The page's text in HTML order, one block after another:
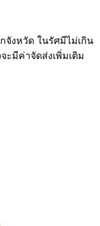
จังหวัด ในรัศมีไม่เกิน
ะมีค่าจัดส่งเพิ่มเติม